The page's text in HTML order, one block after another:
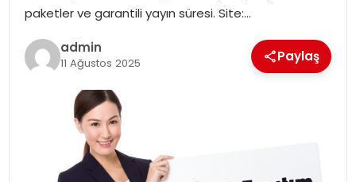
SPOR
EĞITIM
OTOMOBIL
TEKNOLOJI
EKONOMI
paketler ve garantili yayın süresi. Site:…
admin
11 Ağustos 2025 Paylaş